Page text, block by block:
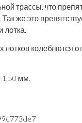
трассы, что
Так же это
лотка.
лотков колеблются
1,50 мм.